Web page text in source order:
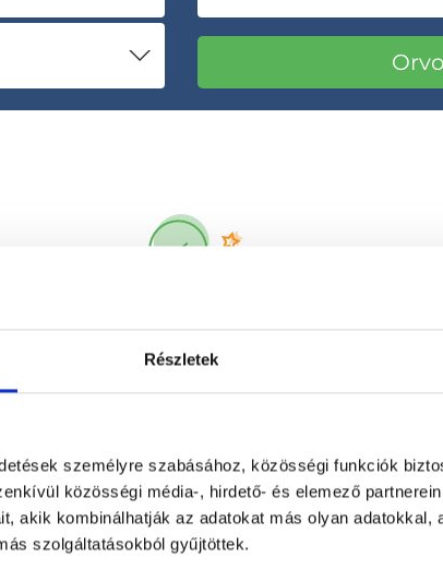
Részletek
személyre szabásához, közösségi funkciók
közösségi média-, hirdető- és elemező
akik kombinálhatják az adatokat más olyan adatokkal,
szolgáltatásokból gyűjtöttek.
Telefon